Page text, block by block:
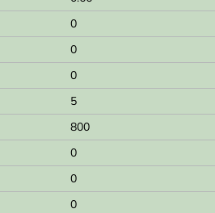
0
0
0
5
800
0
0
0